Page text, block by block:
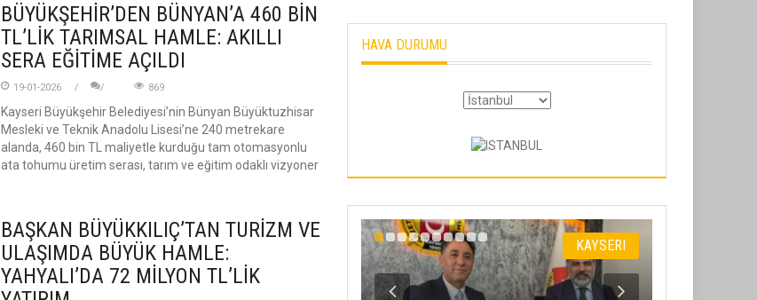
BÜYÜKŞEHİR’DEN BÜNYAN’A 460 BİN
TL’LİK TARIMSAL HAMLE: AKILLI
SERA EĞİTİME AÇILDI
19-01-2026 869
Kayseri Büyükşehir Belediyesi’nin Bünyan Büyüktuzhisar
Mesleki ve Teknik Anadolu Lisesi’ne 240 metrekare
alanda, 460 bin TL maliyetle kurduğu tam otomasyonlu
ata tohumu üretim serası, tarım ve eğitim odaklı vizyoner
BAŞKAN BÜYÜKKILIÇ’TAN TURİZM VE
ULAŞIMDA BÜYÜK HAMLE:
YAHYALI’DA 72 MİLYON TL’LİK
HAVA DURUMU
KAYSERI KAYSERI